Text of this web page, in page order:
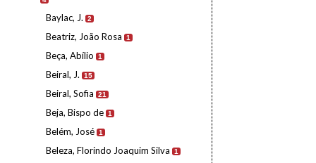
Baylac, J. 2
Beatriz, João Rosa 1
Beça, Abílio 1
Beiral, J. 15
Beiral, Sofia 21
Beja, Bispo de 1
Belém, José 1
Beleza, Florindo Joaquim Silva 1